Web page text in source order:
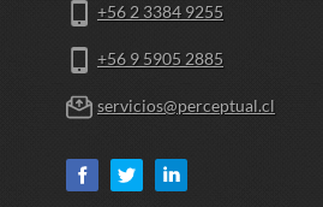
+56 2 3384 9255
+56 9 5905 2885
servicios@perceptual.cl